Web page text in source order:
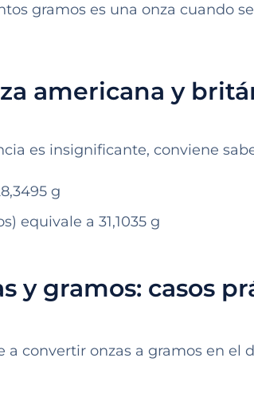
gramos es una onza cuando
americana y
es insignificante, conviene
g
equivale a 31,1035 g
y gramos: casos
convertir onzas a gramos en el